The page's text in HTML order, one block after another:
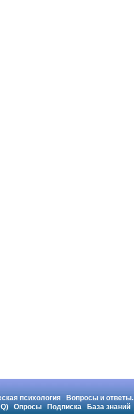
психология Вопросы и ответы.
Опросы Подписка База знаний